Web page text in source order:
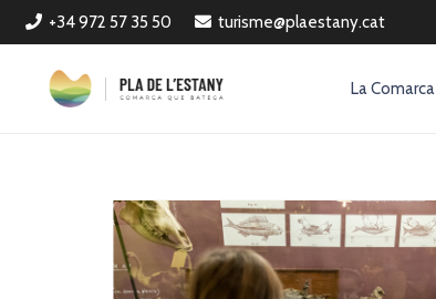
+34 972 57 35 50 turisme@plaestany.cat
La Comarca